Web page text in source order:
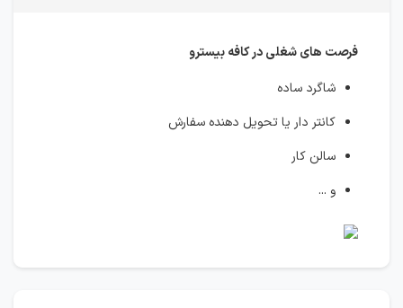
فرصت های شغلی در کافه بیسترو
شاگرد ساده
کانتر دار یا تحویل دهنده سفارش
سالن کار
و ...